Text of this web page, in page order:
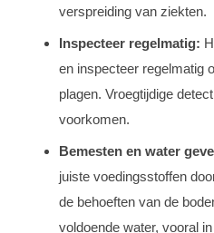
verspreiding van ziekten.
Inspecteer regelmatig:
en inspecteer regelmatig
plagen. Vroegtijdige
voorkomen.
Bemesten en water
juiste voedingsstoffen
de behoeften van de
voldoende water, vooral